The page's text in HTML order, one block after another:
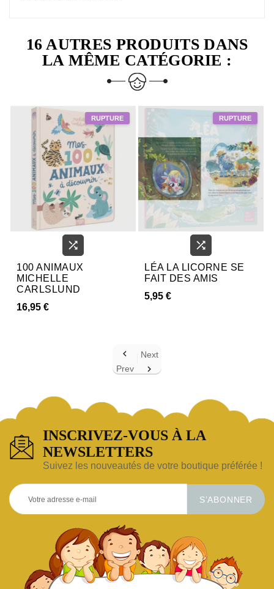
16 AUTRES PRODUITS DANS
LA MÊME CATÉGORIE :

100 ANIMAUX
MICHELLE
CARLSLUND
16,95 €

LÉA LA LICORNE SE
FAIT DES AMIS
5,95 €

Prev
Next

INSCRIVEZ-VOUS À LA
NEWSLETTERS
Suivez les nouveautés de votre boutique préférée !
S’ABONNER